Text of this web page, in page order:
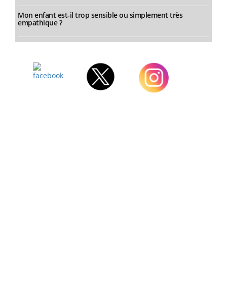
Mon enfant est-il trop sensible ou simplement très
empathique ?